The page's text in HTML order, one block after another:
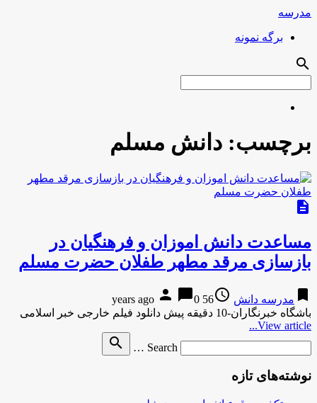
مدرسه
برگه نمونه
search
برچسب: دانش مسلم
description
مساعدت دانش اموزان و فرهنگیان در
بازسازی مرقد مطهر طفلان حضرت مسلم
bookmark مدرسه دانش access_time
56 years ago
person chat_bubble0
باشگاه خبرنگاران-10 دقیقه پیش دانلود فیلم خارجی خبر اسلامی
View article...
Search …
search
نوشته‌های تازه